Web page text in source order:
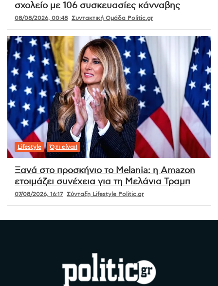
σχολείο με 106 συσκευασίες κάνναβης
08/08/2026, 00:48 Συντακτική Ομάδα Politic.gr
Lifestyle Ό,τι είναι!
Ξανά στο προσκήνιο το Melania: η Amazon
ετοιμάζει συνέχεια για τη Μελάνια Τραμπ
07/08/2026, 16:17 Σύνταξη Lifestyle Politic.gr